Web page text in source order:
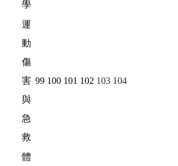
學
運
動
傷
害
與
急
救
99 100 101 102 103 104
體